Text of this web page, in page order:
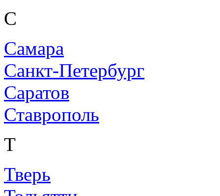
С
Самара
Санкт-Петербург
Саратов
Ставрополь
Т
Тверь